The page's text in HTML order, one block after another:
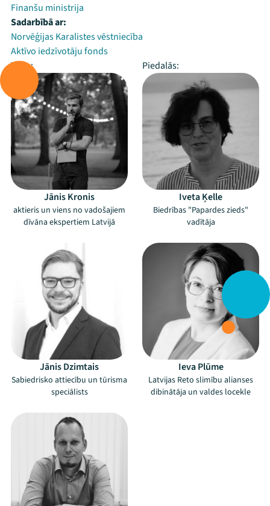
Finanšu ministrija
Sadarbībā ar:
Norvēģijas Karalistes vēstniecība
Aktīvo iedzīvotāju fonds
Vada:
Piedalās:
Jānis Kronis
aktieris un viens no vadošajiem
dīvāna ekspertiem Latvijā
Iveta Ķelle
Biedrības "Papardes zieds"
vadītāja
Jānis Dzimtais
Sabiedrisko attiecību un tūrisma
speciālists
Ieva Plūme
Latvijas Reto slimību alianses
dibinātāja un valdes locekle